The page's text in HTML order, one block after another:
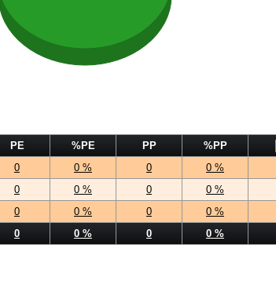
PE %PE PP %PP
0 0 % 0 0 %
0 0 % 0 0 %
0 0 % 0 0 %
0 0 % 0 0 %